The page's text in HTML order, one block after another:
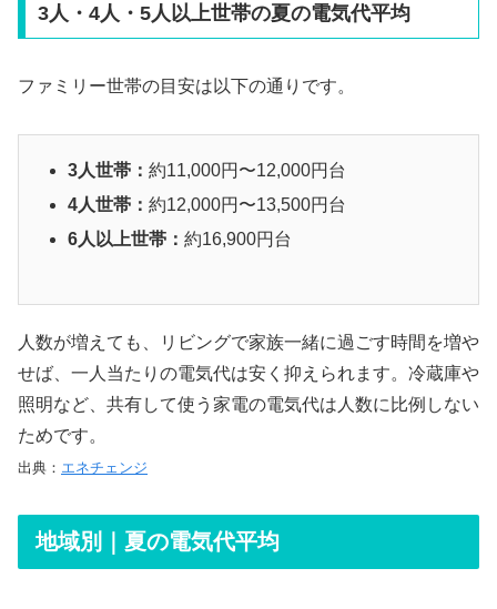
3人・4人・5人以上世帯の夏の電気代平均
ファミリー世帯の目安は以下の通りです。
3人世帯：約11,000円〜12,000円台
4人世帯：約12,000円〜13,500円台
6人以上世帯：約16,900円台
人数が増えても、リビングで家族一緒に過ごす時間を増や
せば、一人当たりの電気代は安く抑えられます。冷蔵庫や
照明など、共有して使う家電の電気代は人数に比例しない
ためです。
出典： エネチェンジ
地域別｜夏の電気代平均